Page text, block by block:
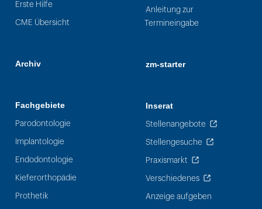
Erste Hilfe
CME Übersicht
Archiv
Fachgebiete
Parodontologie
Implantologie
Endodontologie
Kieferorthopädie
Prothetik
Anleitung zur
Termineingabe
zm-starter
Inserat
Stellenangebote
Stellengesuche
Praxismarkt
Verschiedenes
Anzeige aufgeben